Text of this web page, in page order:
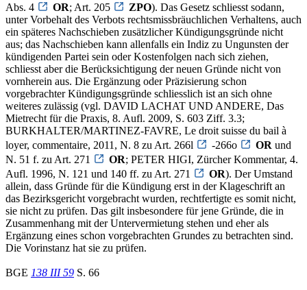
Abs. 4
OR; Art. 205 ZPO). Das Gesetz schliesst sodann,
unter Vorbehalt des Verbots rechtsmissbräuchlichen Verhaltens, auch
ein späteres Nachschieben zusätzlicher Kündigungsgründe nicht
aus; das Nachschieben kann allenfalls ein Indiz zu Ungunsten der
kündigenden Partei sein oder Kostenfolgen nach sich ziehen,
schliesst aber die Berücksichtigung der neuen Gründe nicht von
vornherein aus. Die Ergänzung oder Präzisierung schon
vorgebrachter Kündigungsgründe schliesslich ist an sich ohne
weiteres zulässig (vgl. DAVID LACHAT UND ANDERE, Das
Mietrecht für die Praxis, 8. Aufl. 2009, S. 603 Ziff. 3.3;
BURKHALTER/MARTINEZ-FAVRE, Le droit suisse du bail à
loyer, commentaire, 2011, N. 8 zu Art. 266l
-266o OR und
N. 51 f. zu Art. 271
OR; PETER HIGI, Zürcher Kommentar, 4.
Aufl. 1996, N. 121 und 140 ff. zu Art. 271
OR). Der Umstand
allein, dass Gründe für die Kündigung erst in der Klageschrift an
das Bezirksgericht vorgebracht wurden, rechtfertigte es somit nicht,
sie nicht zu prüfen. Das gilt insbesondere für jene Gründe, die in
Zusammenhang mit der Untervermietung stehen und eher als
Ergänzung eines schon vorgebrachten Grundes zu betrachten sind.
Die Vorinstanz hat sie zu prüfen.
BGE 138 III 59 S. 66